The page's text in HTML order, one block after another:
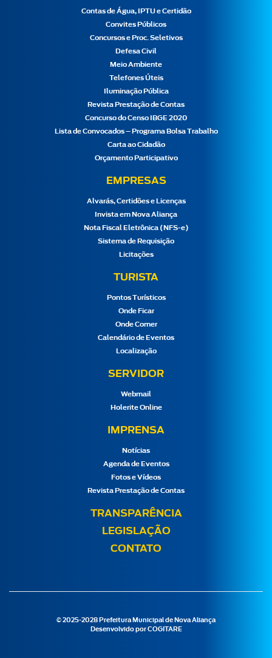
Contas de Água, IPTU e Certidão
Convites Públicos
Concursos e Proc. Seletivos
Defesa Civil
Meio Ambiente
Telefones Úteis
Iluminação Pública
Revista Prestação de Contas
Concurso do Censo IBGE 2020
Lista de Convocados – Programa Bolsa Trabalho
Carta ao Cidadão
Orçamento Participativo
EMPRESAS
Alvarás, Certidões e Licenças
Invista em Nova Aliança
Nota Fiscal Eletrônica (NFS-e)
Sistema de Requisição
Licitações
TURISTA
Pontos Turísticos
Onde Ficar
Onde Comer
Calendário de Eventos
Localização
SERVIDOR
Webmail
Holerite Online
IMPRENSA
Notícias
Agenda de Eventos
Fotos e Vídeos
Revista Prestação de Contas
TRANSPARÊNCIA
LEGISLAÇÃO
CONTATO
© 2025-2028 Prefeitura Municipal de Nova Aliança
Desenvolvido por COGITARE